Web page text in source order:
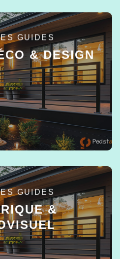
GUIDES
& DESIGN
+
GUIDES
&
+